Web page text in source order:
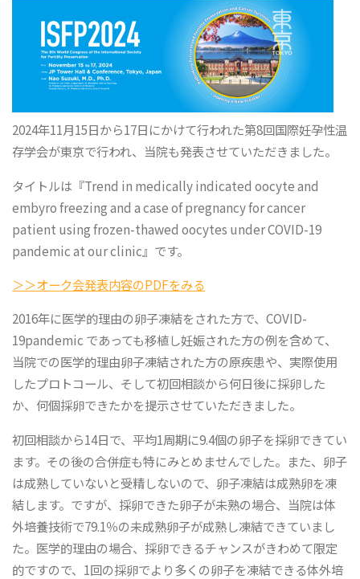
2024年11月15日から17日にかけて行われた第8回国際妊孕性温
存学会が東京で行われ、当院も発表させていただきました。
タイトルは『Trend in medically indicated oocyte and
embyro freezing and a case of pregnancy for cancer
patient using frozen-thawed oocytes under COVID-19
pandemic at our clinic』です。
＞＞オーク会発表内容のPDFをみる
2016年に医学的理由の卵子凍結をされた方で、COVID-
19pandemic であっても移植し妊娠された方の例を含めて、
当院での医学的理由卵子凍結された方の原疾患や、実際使用
したプロトコール、そして初回相談から何日後に採卵した
か、何個採卵できたかを提示させていただきました。
初回相談から14日で、平均1周期に9.4個の卵子を採卵できてい
ます。その後の合併症も特にみとめませんでした。また、卵子
は成熟していないと受精しないので、卵子凍結は成熟卵を凍
結します。ですが、採卵できた卵子が未熟の場合、当院は体
外培養技術で79.1％の未成熟卵子が成熟し凍結できていまし
た。医学的理由の場合、採卵できるチャンスがきわめて限定
的ですので、1回の採卵でより多くの卵子を凍結できる体外培